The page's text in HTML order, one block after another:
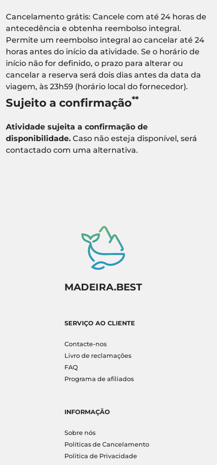
Cancelamento grátis: Cancele com até 24 horas de
antecedência e obtenha reembolso integral.
Permite um reembolso integral ao cancelar até 24
horas antes do início da atividade. Se o horário de
início não for definido, o prazo para alterar ou
cancelar a reserva será dois dias antes da data da
viagem, às 23h59 (horário local do fornecedor).
Sujeito a confirmação**
Atividade sujeita a confirmação de
disponibilidade. Caso não esteja disponível, será
contactado com uma alternativa.
MADEIRA.BEST
SERVIÇO AO CLIENTE
Contacte-nos
Livro de reclamações
FAQ
Programa de afiliados
INFORMAÇÃO
Sobre nós
Políticas de Cancelamento
Politica de Privacidade